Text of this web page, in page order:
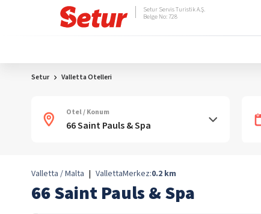
Setur Servis Turistik A.Ş.
Belge No: 728
Setur Valletta Otelleri
Otel / Konum
Valletta / Malta | VallettaMerkez:0.2 km
66 Saint Pauls & Spa